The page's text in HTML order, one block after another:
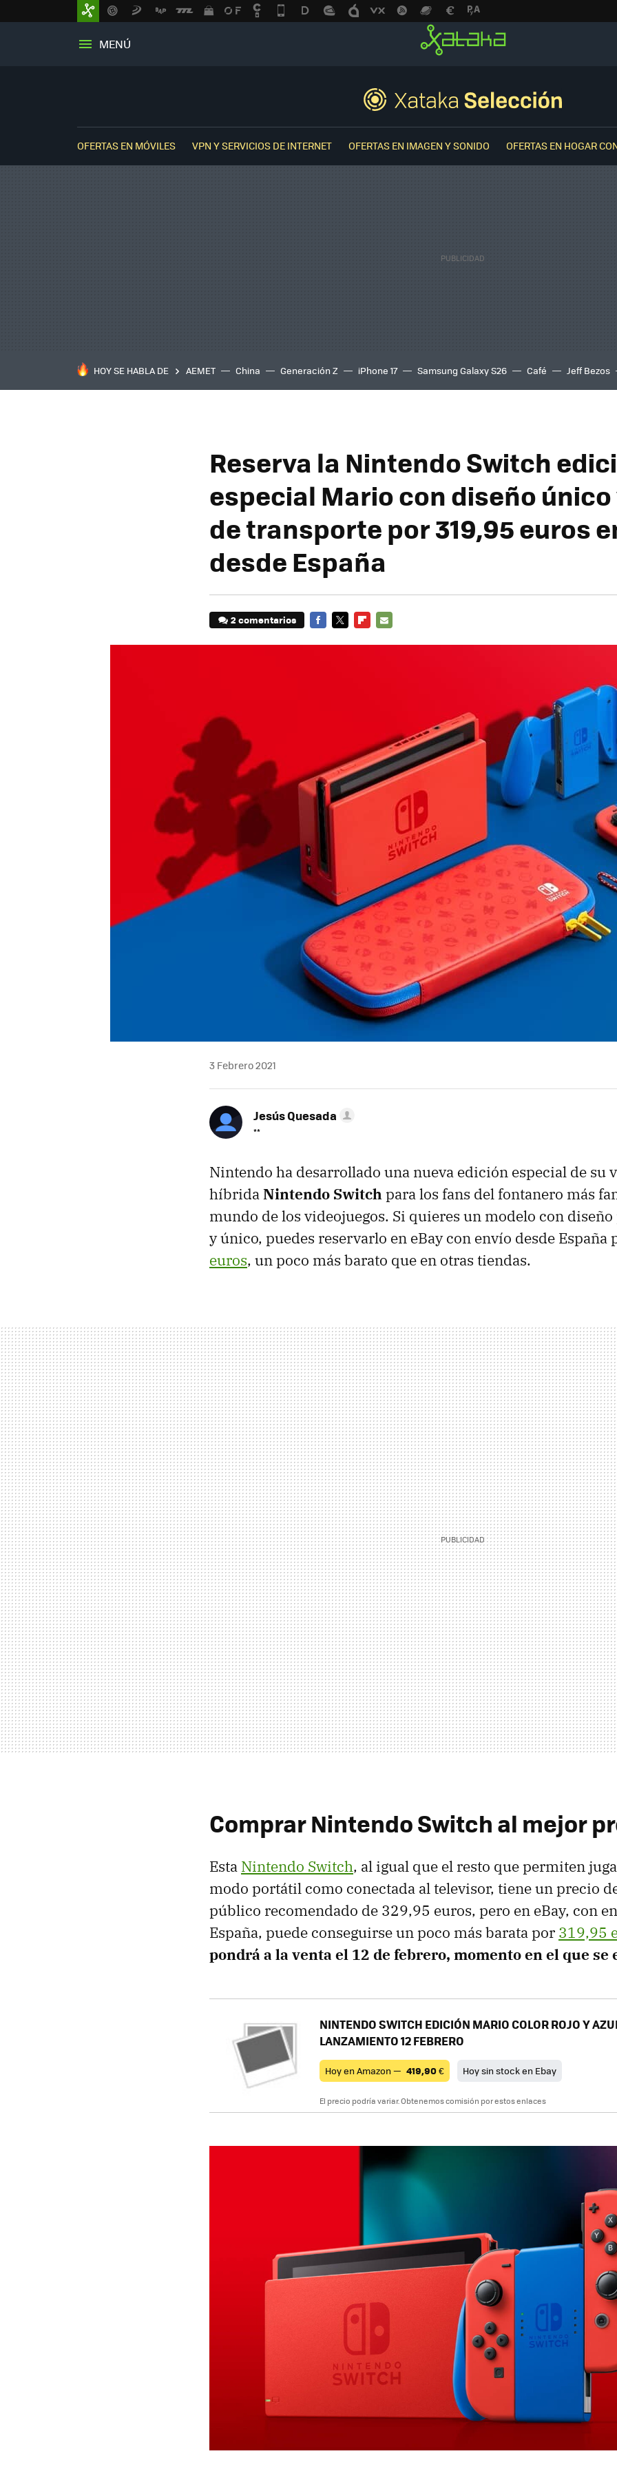
MENÚ
OFERTAS EN MÓVILES VPN Y SERVICIOS DE INTERNET OFERTAS EN IMAGEN Y SONIDO OFERTAS EN HOGAR
HOY SE HABLA DE AEMET China Generación Z iPhone 17 Samsung Galaxy S26 Café Jeff Bezos
Reserva la Nintendo Switch
especial Mario con diseño
de transporte por 319,95 euros
desde España
2 comentarios
3 Febrero 2021
Jesús Quesada
**
Nintendo ha desarrollado una nueva edición especial de su
híbridaNintendo Switchpara los fans del fontanero más
mundo de los videojuegos. Si quieres un modelo con
y único, puedes reservarlo en eBay con envío desde España
euros, un poco más barato que en otras tiendas.
Comprar Nintendo Switch al mejor
Esta Nintendo Switch, al igual que el resto que permiten
modo portátil como conectada al televisor, tiene un precio
público recomendado de 329,95 euros, pero en eBay, con
España, puede conseguirse un poco más barata por 319,95
pondrá a la venta el 12 de febrero, momento en el que se
NINTENDO SWITCH EDICIÓN MARIO COLOR ROJO Y
LANZAMIENTO 12 FEBRERO
Hoy en Amazon — 419,90€ Hoy sin stock en Ebay
El precio podría variar. Obtenemos comisión por estos enlaces